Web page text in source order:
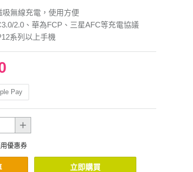
吸無線充電，使用方便
2.0、華為FCP、三星AFC等充電協議
系列以上手機
Pay
優惠券
立即購買